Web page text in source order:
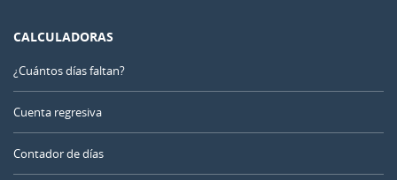
CALCULADORAS
¿Cuántos días faltan?
Cuenta regresiva
Contador de días